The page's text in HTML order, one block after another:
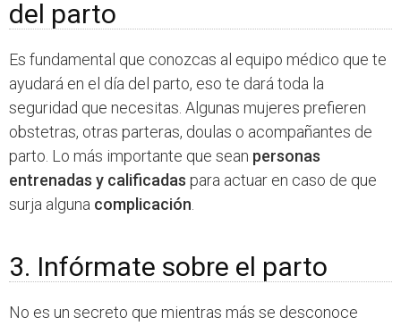
del parto
Es fundamental que conozcas al equipo médico que te
ayudará en el día del parto, eso te dará toda la
seguridad que necesitas. Algunas mujeres prefieren
obstetras, otras parteras, doulas o acompañantes de
parto. Lo más importante que sean personas
entrenadas y calificadas para actuar en caso de que
surja alguna complicación
3. Infórmate sobre el parto
No es un secreto que mientras más se desconoce